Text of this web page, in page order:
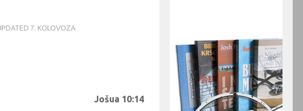
7. KOLOVOZA
Jošua 10:14